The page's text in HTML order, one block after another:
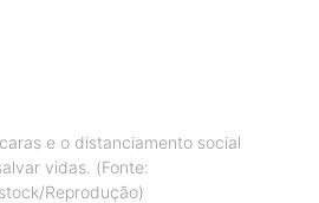
e o distanciamento social
vidas. (Fonte:
Reprodução)